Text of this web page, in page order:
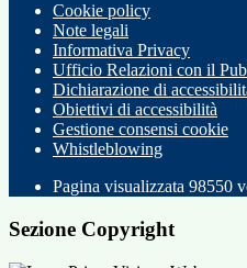
Cookie policy
Note legali
Informativa Privacy
Ufficio Relazioni con il
Dichiarazione di
Obiettivi di accessibilità
Gestione consensi cookie
Whistleblowing
Pagina visualizzata 98550
Sezione Copyright